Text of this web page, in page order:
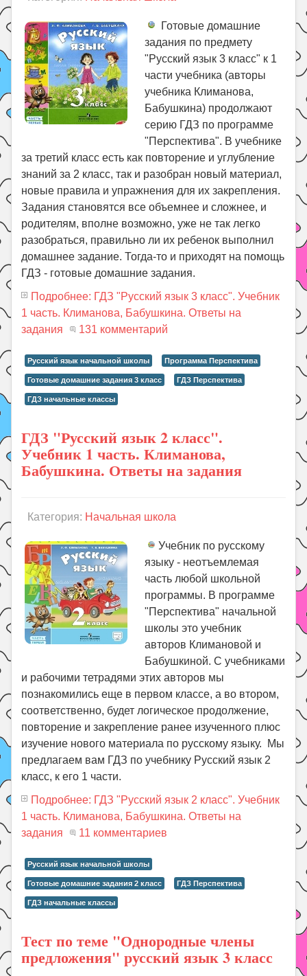
Готовые домашние
задания по предмету
"Русский язык 3 класс" к 1
части учебника (авторы
учебника Климанова,
Бабушкина) продолжают
серию ГДЗ по программе
"Перспектива". В учебнике
за третий класс есть как повторение и углубление
знаний за 2 класс, так и разобран новый материал,
новые правила и упражнения для их закрепления.
Задания становятся все объемнее и сложнее, и
родителям, вполне возможно, уже не так легко
разобраться, правильно ли их ребенок выполнил
домашнее задание. Тогда-то и приходят на помощь
ГДЗ - готовые домашние задания.
Подробнее: ГДЗ "Русский язык 3 класс". Учебник
1 часть. Климанова, Бабушкина. Ответы на
задания
131 комментарий
Русский язык начальной школы Программа Перспектива
Готовые домашние задания 3 класс ГДЗ Перспектива
ГДЗ начальные классы
ГДЗ "Русский язык 2 класс".
Учебник 1 часть. Климанова,
Бабушкина. Ответы на задания
Категория: Начальная школа
Учебник по русскому
языку - неотъемлемая
часть любой школьной
программы. В программе
"Перспектива" начальной
школы это учебник
авторов Климановой и
Бабушкиной. С учебниками
и рабочими тетрадями этих авторов мы
познакомились еще в первом классе, а во втором,
соответственно, будет логическое продолжение,
повторение и закрепление ранее изученного плюс
изучение нового материала по русскому языку. Мы
предлагаем вам ГДЗ по учебнику Русский язык 2
класс, к его 1 части.
Подробнее: ГДЗ "Русский язык 2 класс". Учебник
1 часть. Климанова, Бабушкина. Ответы на
задания
11 комментариев
Русский язык начальной школы
Готовые домашние задания 2 класс ГДЗ Перспектива
ГДЗ начальные классы
Тест по теме "Однородные члены
предложения" русский язык 3 класс